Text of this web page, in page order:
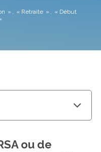
valeurs
de
pour
la
Retraite
Début
ou de